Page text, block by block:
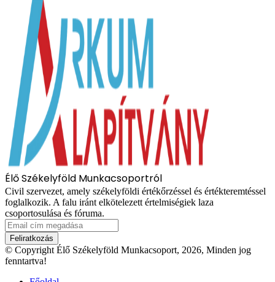
Élő Székelyföld Munkacsoportról
Civil szervezet, amely székelyföldi értékőrzéssel és értékteremtéssel
foglalkozik. A falu iránt elkötelezett értelmiségiek laza
csoportosulása és fóruma.
Email
cím
megadása
© Copyright Élő Székelyföld Munkacsoport, 2026, Minden jog
fenntartva!